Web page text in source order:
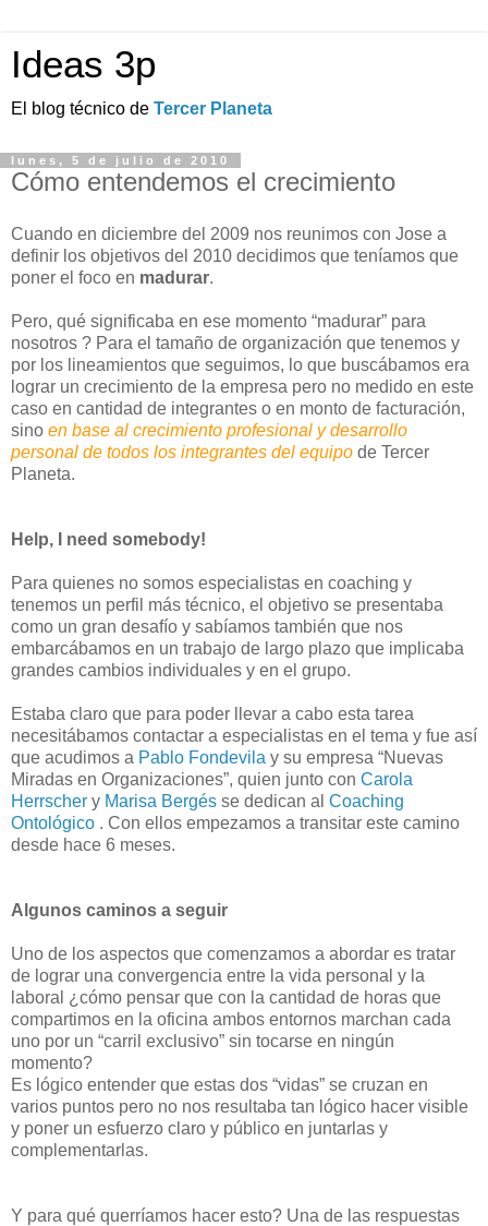
Ideas 3p
El blog técnico de Tercer Planeta
lunes, 5 de julio de 2010
Cómo entendemos el crecimiento
Cuando en diciembre del 2009 nos reunimos con Jose a
definir los objetivos del 2010 decidimos que teníamos que
poner el foco en madurar.
Pero, qué significaba en ese momento “madurar” para
nosotros ? Para el tamaño de organización que tenemos y
por los lineamientos que seguimos, lo que buscábamos era
lograr un crecimiento de la empresa pero no medido en este
caso en cantidad de integrantes o en monto de facturación,
sino en base al crecimiento profesional y desarrollo
personal de todos los integrantes del equipo de Tercer
Planeta.
Help, I need somebody!
Para quienes no somos especialistas en coaching y
tenemos un perfil más técnico, el objetivo se presentaba
como un gran desafío y sabíamos también que nos
embarcábamos en un trabajo de largo plazo que implicaba
grandes cambios individuales y en el grupo.
Estaba claro que para poder llevar a cabo esta tarea
necesitábamos contactar a especialistas en el tema y fue así
que acudimos a Pablo Fondevila y su empresa “Nuevas
Miradas en Organizaciones”, quien junto con Carola
Herrscher y Marisa Bergés se dedican al Coaching
Ontológico . Con ellos empezamos a transitar este camino
desde hace 6 meses.
Algunos caminos a seguir
Uno de los aspectos que comenzamos a abordar es tratar
de lograr una convergencia entre la vida personal y la
laboral ¿cómo pensar que con la cantidad de horas que
compartimos en la oficina ambos entornos marchan cada
uno por un “carril exclusivo” sin tocarse en ningún
momento?
Es lógico entender que estas dos “vidas” se cruzan en
varios puntos pero no nos resultaba tan lógico hacer visible
y poner un esfuerzo claro y público en juntarlas y
complementarlas.
Y para qué querríamos hacer esto? Una de las respuestas